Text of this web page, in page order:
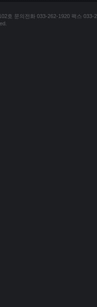
호 문의전화 033-262-1920 팩스 033-